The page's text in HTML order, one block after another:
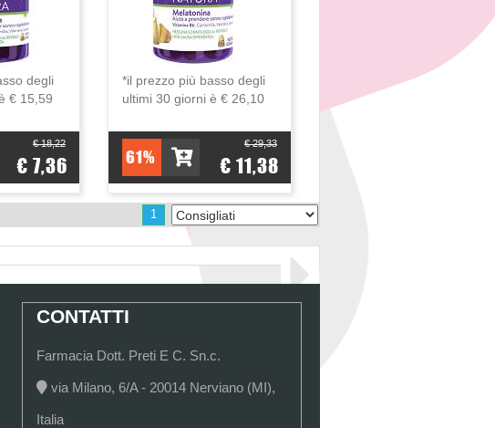
degli
€ 15,59
€ 18,22
€ 7,36
*il prezzo più basso degli
ultimi 30 giorni è € 26,10
61%
€ 29,33
€ 11,38
1
CONTATTI
Farmacia Dott. Preti E C. Sn.c.
via Milano, 6/A - 20014 Nerviano (MI),
Italia